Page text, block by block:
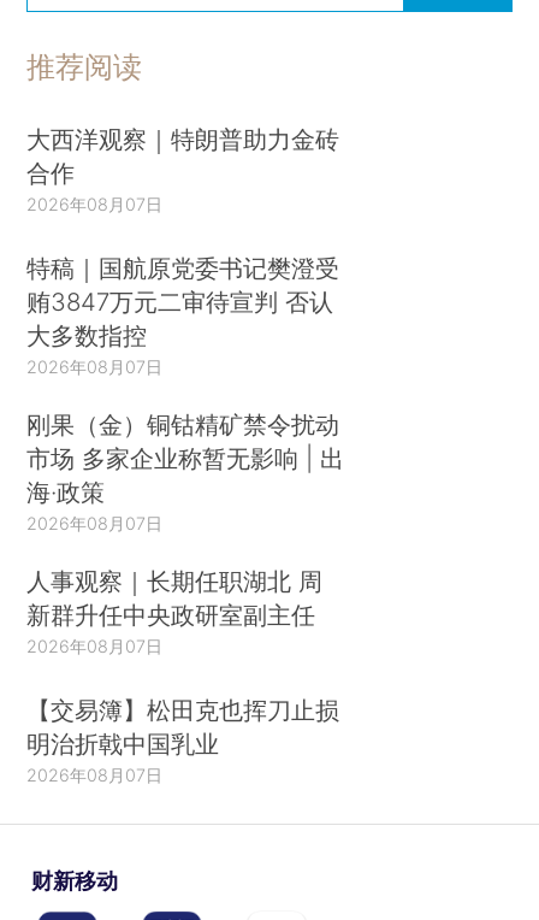
推荐阅读
大西洋观察｜特朗普助力金砖
合作
2026年08月07日
特稿｜国航原党委书记樊澄受
贿3847万元二审待宣判 否认
大多数指控
2026年08月07日
刚果（金）铜钴精矿禁令扰动
市场 多家企业称暂无影响 | 出
海·政策
2026年08月07日
人事观察｜长期任职湖北 周
新群升任中央政研室副主任
2026年08月07日
【交易簿】松田克也挥刀止损
明治折戟中国乳业
2026年08月07日
财新移动